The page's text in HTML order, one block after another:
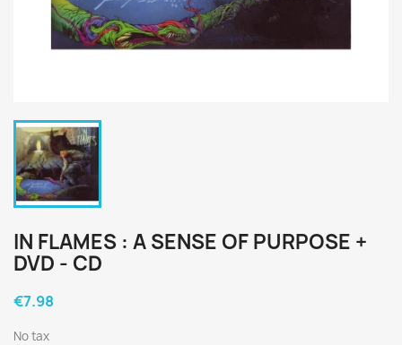
IN FLAMES : A SENSE OF PURPOSE +
DVD - CD
€7.98
No tax